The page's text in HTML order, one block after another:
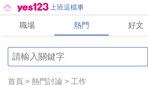
上班這檔事
職場 熱門 好文
首頁 > 熱門討論 > 工作